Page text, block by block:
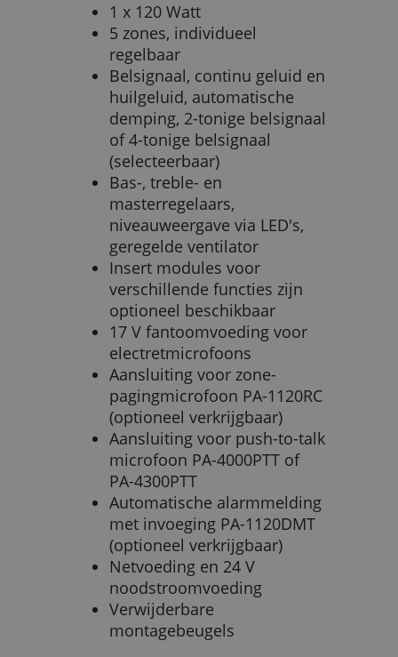
1 x 120 Watt
5 zones, individueel
regelbaar
Belsignaal, continu geluid en
huilgeluid, automatische
demping, 2-tonige belsignaal
of 4-tonige belsignaal
(selecteerbaar)
Bas-, treble- en
masterregelaars,
niveauweergave via LED's,
geregelde ventilator
Insert modules voor
verschillende functies zijn
optioneel beschikbaar
17 V fantoomvoeding voor
electretmicrofoons
Aansluiting voor zone-
pagingmicrofoon PA-1120RC
(optioneel verkrijgbaar)
Aansluiting voor push-to-talk
microfoon PA-4000PTT of
PA-4300PTT
Automatische alarmmelding
met invoeging PA-1120DMT
(optioneel verkrijgbaar)
Netvoeding en 24 V
noodstroomvoeding
Verwijderbare
montagebeugels